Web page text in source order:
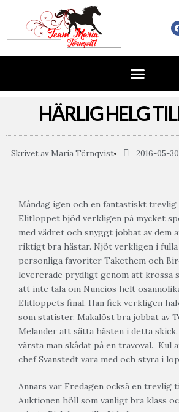
HÄRLIG HELG
Skrivet av Maria Törnqvist 2016-05-30
Måndag igen och en fantastiskt trevlig
Elitloppet bjöd verkligen på mycket
med vädret och snyggt jobbat av
riktigt bra hästar. Njöt verkligen i fulla
personliga favoriter Takethem och
levererade prydligt genom att krossa
att inte tala om Nuncios helt
Elitloppets final. Han fick verkligen
som statister. Makalöst bra jobbat av
Melander att sätta hästen i detta skick.
värsta man skådat på en travoval. Kul
chef Svanstedt vara med och styra i
Annars var Fredagen också en trevlig
Auktionen höll som vanligt bra klass